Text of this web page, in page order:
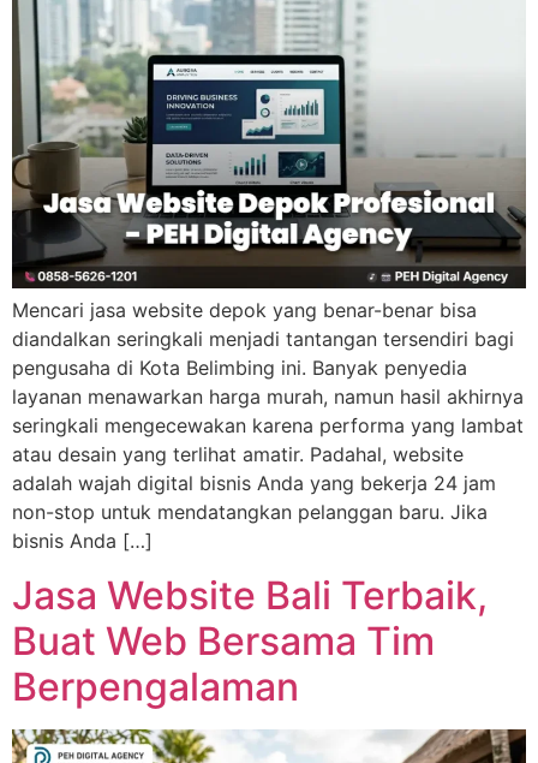
Mencari jasa website depok yang benar-benar bisa
diandalkan seringkali menjadi tantangan tersendiri bagi
pengusaha di Kota Belimbing ini. Banyak penyedia
layanan menawarkan harga murah, namun hasil akhirnya
seringkali mengecewakan karena performa yang lambat
atau desain yang terlihat amatir. Padahal, website
adalah wajah digital bisnis Anda yang bekerja 24 jam
non-stop untuk mendatangkan pelanggan baru. Jika
bisnis Anda […]
Jasa Website Bali Terbaik,
Buat Web Bersama Tim
Berpengalaman